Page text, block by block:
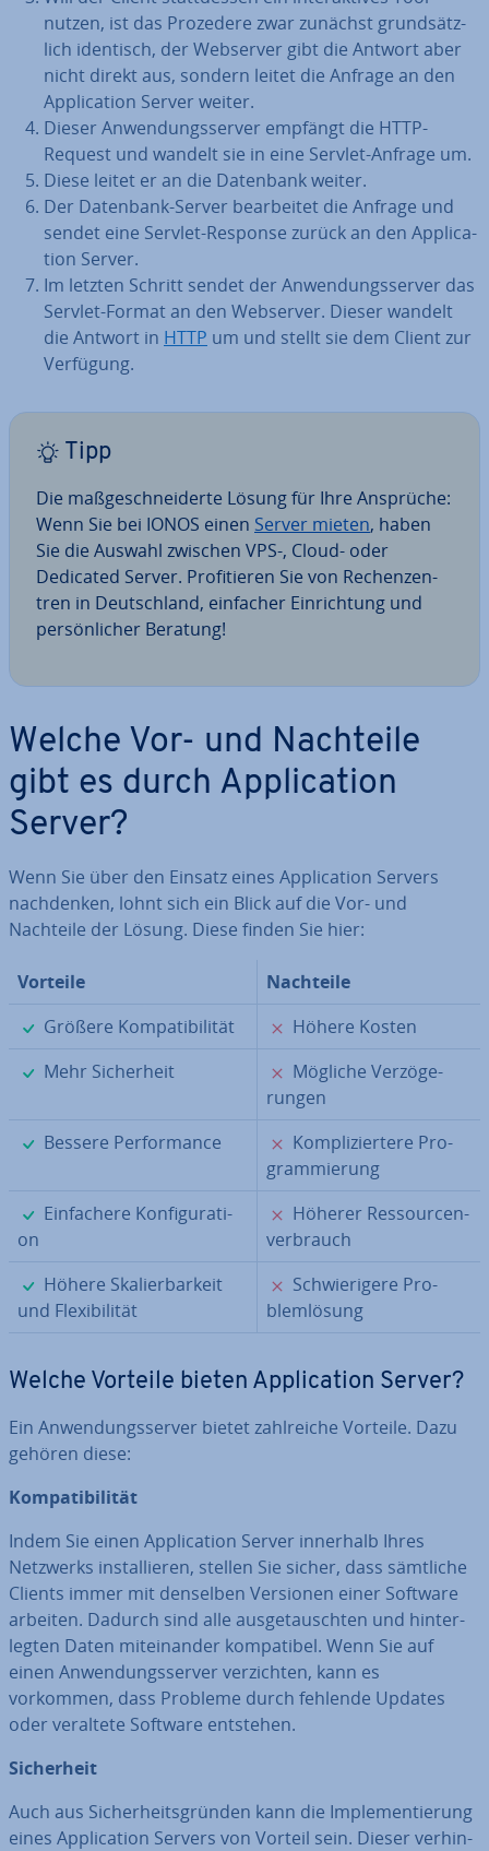
nutzen, ist das Prozedere zwar zunächst grund­sätz­
lich identisch, der Webserver gibt die Antwort aber
nicht direkt aus, sondern leitet die Anfrage an den
Ap­pli­ca­ti­on Server weiter.
Dieser An­wen­dungs­ser­ver empfängt die HTTP-
Request und wandelt sie in eine Servlet-Anfrage um.
Diese leitet er an die Datenbank weiter.
Der Datenbank-Server be­ar­bei­tet die Anfrage und
sendet eine Servlet-Response zurück an den Ap­pli­ca­
ti­on Server.
Im letzten Schritt sendet der An­wen­dungs­ser­ver das
Servlet-Format an den Webserver. Dieser wandelt
die Antwort in HTTP um und stellt sie dem Client zur
Verfügung.
Tipp
Die maß­ge­schnei­der­te Lösung für Ihre Ansprüche:
Wenn Sie bei IONOS einen Server mieten, haben
Sie die Auswahl zwischen VPS-, Cloud- oder
Dedicated Server. Pro­fi­tie­ren Sie von Re­chen­zen­
tren in Deutsch­land, einfacher Ein­rich­tung und
per­sön­li­cher Beratung!
Welche Vor- und Nachteile
gibt es durch Ap­pli­ca­ti­on
Server?
Wenn Sie über den Einsatz eines Ap­pli­ca­ti­on Servers
nach­den­ken, lohnt sich ein Blick auf die Vor- und
Nachteile der Lösung. Diese finden Sie hier:
Vorteile
Nachteile
✓
Größere Kom­pa­ti­bi­li­tät ✗
Höhere Kosten
✓
Mehr Si­cher­heit ✗
Mögliche Ver­zö­ge­
run­gen
✓
Bessere Per­for­mance ✗
Kom­pli­zier­te­re Pro­
gram­mie­rung
✓
Ein­fa­che­re Kon­fi­gu­ra­ti­
on
✗
Höherer Res­sour­cen­
ver­brauch
✓
Höhere Ska­lier­bar­keit
und Fle­xi­bi­li­tät
✗
Schwie­ri­ge­re Pro­
blem­lö­sung
Welche Vorteile bieten Ap­pli­ca­ti­on Server?
Ein An­wen­dungs­ser­ver bietet zahl­rei­che Vorteile. Dazu
gehören diese:
Kom­pa­ti­bi­li­tät
Indem Sie einen Ap­pli­ca­ti­on Server innerhalb Ihres
Netzwerks in­stal­lie­ren, stellen Sie sicher, dass sämtliche
Clients immer mit denselben Versionen einer Software
arbeiten. Dadurch sind alle aus­ge­tausch­ten und hin­ter­
leg­ten Daten mit­ein­an­der kom­pa­ti­bel. Wenn Sie auf
einen An­wen­dungs­ser­ver ver­zich­ten, kann es
vorkommen, dass Probleme durch fehlende Updates
oder veraltete Software entstehen.
Si­cher­heit
Auch aus Si­cher­heits­grün­den kann die Im­ple­men­tie­rung
eines Ap­pli­ca­ti­on Servers von Vorteil sein. Dieser ver­hin­